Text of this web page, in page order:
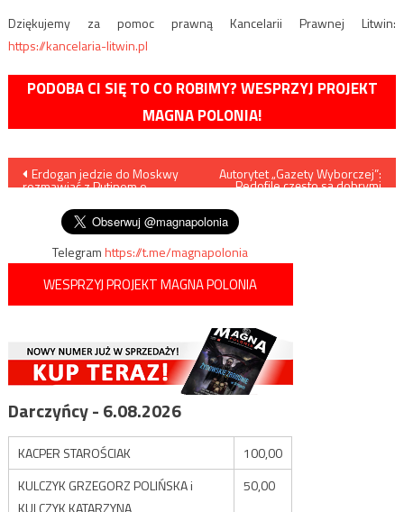
Dziękujemy za pomoc prawną Kancelarii Prawnej Litwin:
https://kancelaria-litwin.pl
PODOBA CI SIĘ TO CO ROBIMY? WESPRZYJ PROJEKT
MAGNA POLONIA!
Nawigacja
wpisu
Erdogan jedzie do Moskwy
rozmawiać z Putinem o
Autorytet „Gazety Wyborczej”:
„Pedofile często są dobrymi
Telegramhttps://t.me/magnapolonia
WESPRZYJ PROJEKT MAGNA POLONIA
Darczyńcy - 6.08.2026
KACPER STAROŚCIAK
100,00
KULCZYK GRZEGORZ POLIŃSKA i
KULCZYK KATARZYNA
50,00